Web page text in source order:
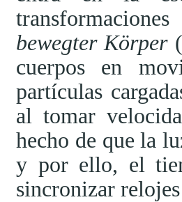
bewegter Körper
cuerpos en
partículas
al tomar
hecho de que la
y por ello, el
sincronizar